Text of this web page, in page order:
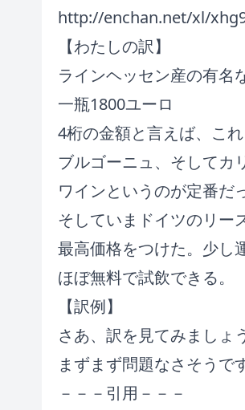
http://enchan.net/xl/
【わたしの訳】
ラインヘッセン産の有名
一瓶1800ユーロ
4桁の金額と言えば、こ
ブルゴーニュ、そしてカ
ワインというのが定番だ
そしていまドイツのリー
最高価格をつけた。少し
ほぼ無料で試飲できる。
【訳例】
さあ、訳を見てみましょ
まずまず問題なさそうで
－－－引用－－－